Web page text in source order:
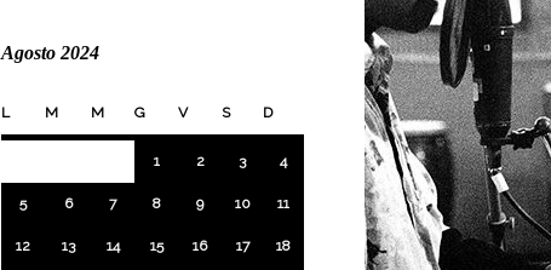
Agosto 2024
L M M G V S D
1 2 3 4
5 6 7 8 9 10 11
12 13 14 15 16 17 18